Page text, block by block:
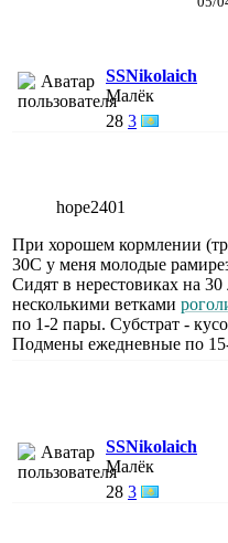
SSNikolaich
Малёк
28 3
hope2401
При хорошем кормлении
30С у меня молодые
Сидят в нерестовиках на
несколькими ветками
по 1-2 пары. Субстрат -
Подмены ежедневные по
SSNikolaich
Малёк
28 3